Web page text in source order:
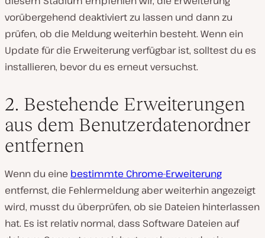
vorübergehend deaktiviert zu lassen und dann zu
prüfen, ob die Meldung weiterhin besteht. Wenn ein
Update für die Erweiterung verfügbar ist, solltest du es
installieren, bevor du es erneut versuchst.
2. Bestehende Erweiterungen
aus dem Benutzerdatenordner
entfernen
Wenn du eine bestimmte Chrome-Erweiterung
entfernst, die Fehlermeldung aber weiterhin angezeigt
wird, musst du überprüfen, ob sie Dateien hinterlassen
hat. Es ist relativ normal, dass Software Dateien auf